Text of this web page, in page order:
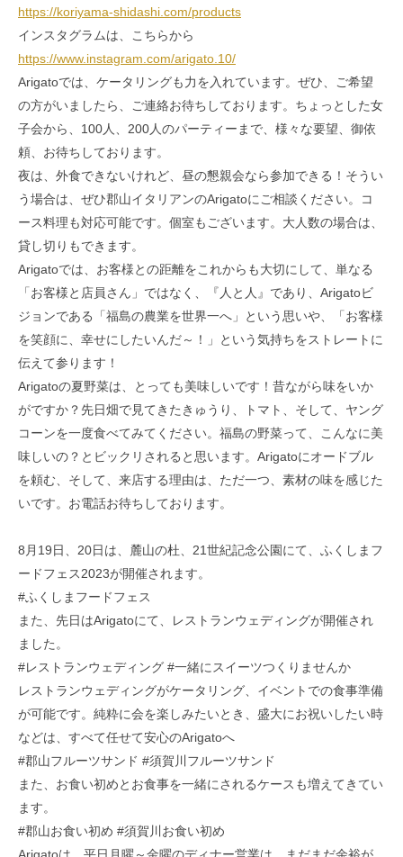
https://koriyama-shidashi.com/products
インスタグラムは、こちらから
https://www.instagram.com/arigato.10/
Arigatoでは、ケータリングも力を入れています。ぜひ、ご希望
の方がいましたら、ご連絡お待ちしております。ちょっとした女
子会から、100人、200人のパーティーまで、様々な要望、御依
頼、お待ちしております。
夜は、外食できないけれど、昼の懇親会なら参加できる！そうい
う場合は、ぜひ郡山イタリアンのArigatoにご相談ください。コ
ース料理も対応可能です。個室もございます。大人数の場合は、
貸し切りもできます。
Arigatoでは、お客様との距離をこれからも大切にして、単なる
「お客様と店員さん」ではなく、『人と人』であり、Arigatoビ
ジョンである「福島の農業を世界一へ」という思いや、「お客様
を笑顔に、幸せにしたいんだ～！」という気持ちをストレートに
伝えて参ります！
Arigatoの夏野菜は、とっても美味しいです！昔ながら味をいか
がですか？先日畑で見てきたきゅうり、トマト、そして、ヤング
コーンを一度食べてみてください。福島の野菜って、こんなに美
味しいの？とビックリされると思います。Arigatoにオードブル
を頼む、そして、来店する理由は、ただ一つ、素材の味を感じた
いです。お電話お待ちしております。
8月19日、20日は、麓山の杜、21世紀記念公園にて、ふくしまフ
ードフェス2023が開催されます。
#ふくしまフードフェス
また、先日はArigatoにて、レストランウェディングが開催され
ました。
#レストランウェディング #一緒にスイーツつくりませんか
レストランウェディングがケータリング、イベントでの食事準備
が可能です。純粋に会を楽しみたいとき、盛大にお祝いしたい時
などは、すべて任せて安心のArigatoへ
#郡山フルーツサンド #須賀川フルーツサンド
また、お食い初めとお食事を一緒にされるケースも増えてきてい
ます。
#郡山お食い初め #須賀川お食い初め